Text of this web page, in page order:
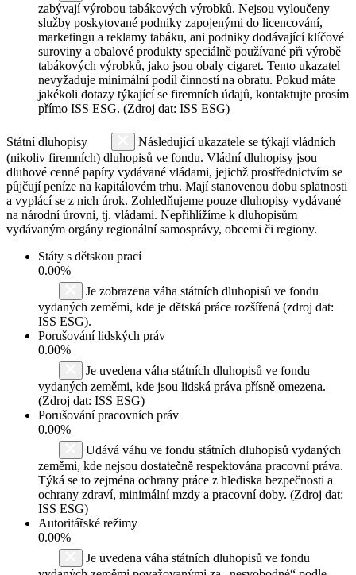
zabývají výrobou tabákových výrobků. Nejsou vyloučeny
služby poskytované podniky zapojenými do licencování,
marketingu a reklamy tabáku, ani podniky dodávající klíčové
suroviny a obalové produkty speciálně používané při výrobě
tabákových výrobků, jako jsou obaly cigaret. Tento ukazatel
nevyžaduje minimální podíl činností na obratu. Pokud máte
jakékoli dotazy týkající se firemních údajů, kontaktujte prosím
přímo ISS ESG. (Zdroj dat: ISS ESG)
Státní dluhopisy
Následující ukazatele se týkají vládních
(nikoliv firemních) dluhopisů ve fondu. Vládní dluhopisy jsou
dluhové cenné papíry vydávané vládami, jejichž prostřednictvím se
půjčují peníze na kapitálovém trhu. Mají stanovenou dobu splatnosti
a vyplácí se z nich úrok. Zohledňujeme pouze dluhopisy vydávané
na národní úrovni, tj. vládami. Nepřihlížíme k dluhopisům
vydávaným orgány regionální samosprávy, obcemi či regiony.
Státy s dětskou prací
0.00%
Je zobrazena váha státních dluhopisů ve fondu
vydaných zeměmi, kde je dětská práce rozšířená (zdroj dat:
ISS ESG).
Porušování lidských práv
0.00%
Je uvedena váha státních dluhopisů ve fondu
vydaných zeměmi, kde jsou lidská práva přísně omezena.
(Zdroj dat: ISS ESG)
Porušování pracovních práv
0.00%
Udává váhu ve fondu státních dluhopisů vydaných
zeměmi, kde nejsou dostatečně respektována pracovní práva.
Týká se to zejména ochrany práce z hlediska bezpečnosti a
ochrany zdraví, minimální mzdy a pracovní doby. (Zdroj dat:
ISS ESG)
Autoritářské režimy
0.00%
Je uvedena váha státních dluhopisů ve fondu